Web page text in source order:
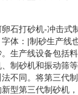
石打砂机-冲击式
体：|制砂生产线
生产线设备包括
制砂机和振动筛
不同。将第三代
型第三代制砂机